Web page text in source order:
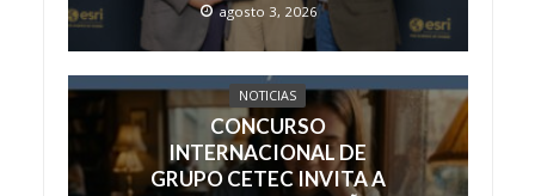
agosto 3, 2026
NOTICIAS
CONCURSO
INTERNACIONAL DE
GRUPO CETEC INVITA A